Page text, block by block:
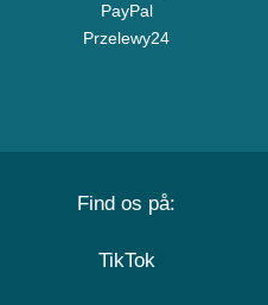
PayPal
Przelewy24
Find os på:
TikTok